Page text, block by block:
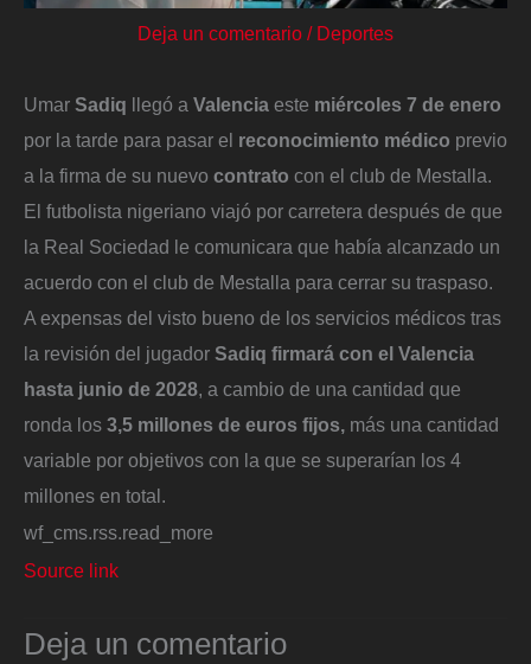
Deja un comentario / Deportes
Umar Sadiq llegó a Valencia este miércoles 7 de enero
por la tarde para pasar el reconocimiento médico previo
a la firma de su nuevo contrato con el club de Mestalla.
El futbolista nigeriano viajó por carretera después de que
la Real Sociedad le comunicara que había alcanzado un
acuerdo con el club de Mestalla para cerrar su traspaso.
A expensas del visto bueno de los servicios médicos tras
la revisión del jugador Sadiq firmará con el Valencia
hasta junio de 2028, a cambio de una cantidad que
ronda los 3,5 millones de euros fijos, más una cantidad
variable por objetivos con la que se superarían los 4
millones en total.
wf_cms.rss.read_more
Source link
Deja un comentario